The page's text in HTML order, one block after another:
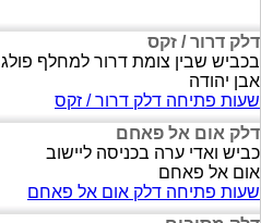
דלק דרור / זקס
בכביש שבין צומת דרור למחלף פולג
אבן יהודה
שעות פתיחה דלק דרור / זקס
דלק אום אל פאחם
כביש ואדי ערה בכניסה ליישוב
אום אל פאחם
שעות פתיחה דלק אום אל פאחם